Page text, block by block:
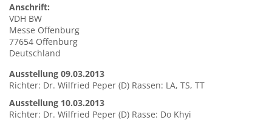
Anschrift:
VDH BW
Messe Offenburg
77654 Offenburg
Deutschland
Ausstellung 09.03.2013
Richter: Dr. Wilfried Peper (D) Rassen: LA, TS, TT
Ausstellung 10.03.2013
Richter: Dr. Wilfried Peper (D) Rasse: Do Khyi